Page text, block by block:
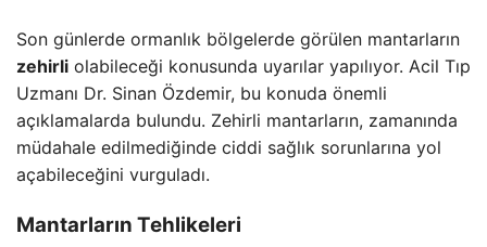
Son günlerde ormanlık bölgelerde görülen mantarların
zehirli olabileceği konusunda uyarılar yapılıyor. Acil Tıp
Uzmanı Dr. Sinan Özdemir, bu konuda önemli
açıklamalarda bulundu. Zehirli mantarların, zamanında
müdahale edilmediğinde ciddi sağlık sorunlarına yol
açabileceğini vurguladı.
Mantarların Tehlikeleri